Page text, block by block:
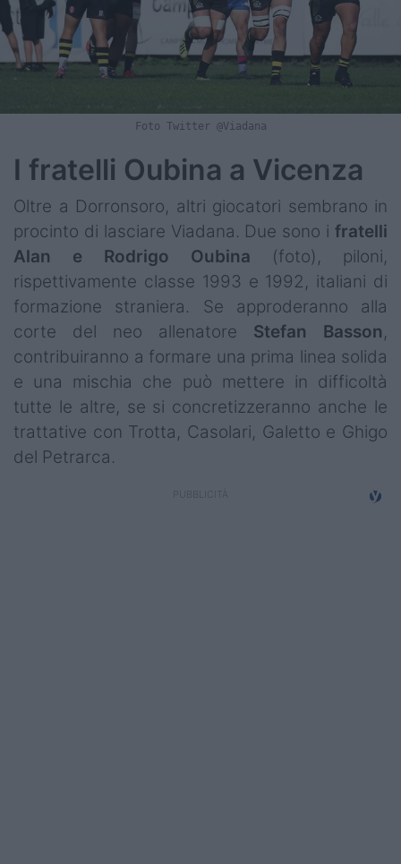
Foto Twitter @Viadana
I fratelli Oubina a Vicenza
Oltre a Dorronsoro, altri giocatori sembrano in
procinto di lasciare Viadana. Due sono i fratelli
Alan e Rodrigo Oubina (foto), piloni,
rispettivamente classe 1993 e 1992, italiani di
formazione straniera. Se approderanno alla
corte del neo allenatore Stefan Basson,
contribuiranno a formare una prima linea solida
e una mischia che può mettere in difficoltà
tutte le altre, se si concretizzeranno anche le
trattative con Trotta, Casolari, Galetto e Ghigo
del Petrarca.